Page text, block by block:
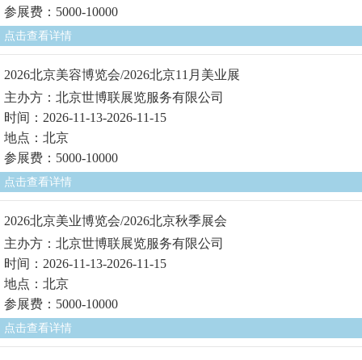
参展费：5000-10000
点击查看详情
2026北京美容博览会/2026北京11月美业展
主办方：北京世博联展览服务有限公司
时间：2026-11-13-2026-11-15
地点：北京
参展费：5000-10000
点击查看详情
2026北京美业博览会/2026北京秋季展会
主办方：北京世博联展览服务有限公司
时间：2026-11-13-2026-11-15
地点：北京
参展费：5000-10000
点击查看详情